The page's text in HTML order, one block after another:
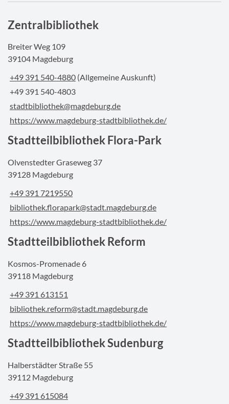
Zentralbibliothek
Breiter Weg 109
39104 Magdeburg
+49 391 540-4880 (Allgemeine Auskunft)
+49 391 540-4803
stadtbibliothek@magdeburg.de
https://www.magdeburg-stadtbibliothek.de/
Stadtteilbibliothek Flora-Park
Olvenstedter Graseweg 37
39128 Magdeburg
+49 391 7219550
bibliothek.florapark@stadt.magdeburg.de
https://www.magdeburg-stadtbibliothek.de/
Stadtteilbibliothek Reform
Kosmos-Promenade 6
39118 Magdeburg
+49 391 613151
bibliothek.reform@stadt.magdeburg.de
https://www.magdeburg-stadtbibliothek.de/
Stadtteilbibliothek Sudenburg
Halberstädter Straße 55
39112 Magdeburg
+49 391 615084